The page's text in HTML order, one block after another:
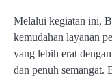
Melalui kegiatan ini,
kemudahan layanan
yang lebih erat
dan penuh semangat.